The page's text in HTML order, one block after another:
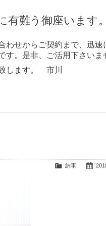
難う御座います。
わせからご契約まで、迅速
。是非、ご活用下さいま
します。 市川
納車